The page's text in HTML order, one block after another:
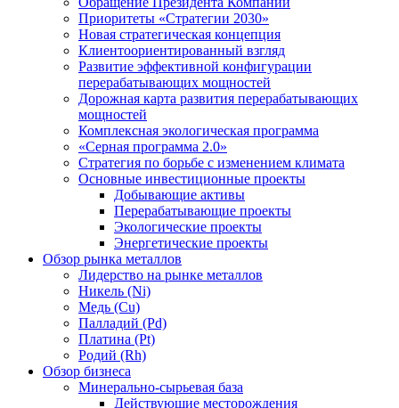
Приоритеты «Стратегии 2030»
Новая стратегическая концепция
Клиентоориентированный взгляд
Развитие эффективной конфигурации
перерабатывающих мощностей
Дорожная карта развития перерабатывающих
мощностей
Комплексная экологическая программа
«Серная программа 2.0»
Стратегия по борьбе с изменением климата
Основные инвестиционные проекты
Добывающие активы
Перерабатывающие проекты
Экологические проекты
Энергетические проекты
Обзор рынка металлов
Лидерство на рынке металлов
Никель (Ni)
Медь (Cu)
Палладий (Pd)
Платина (Pt)
Родий (Rh)
Обзор бизнеса
Минерально-сырьевая база
Действующие месторождения